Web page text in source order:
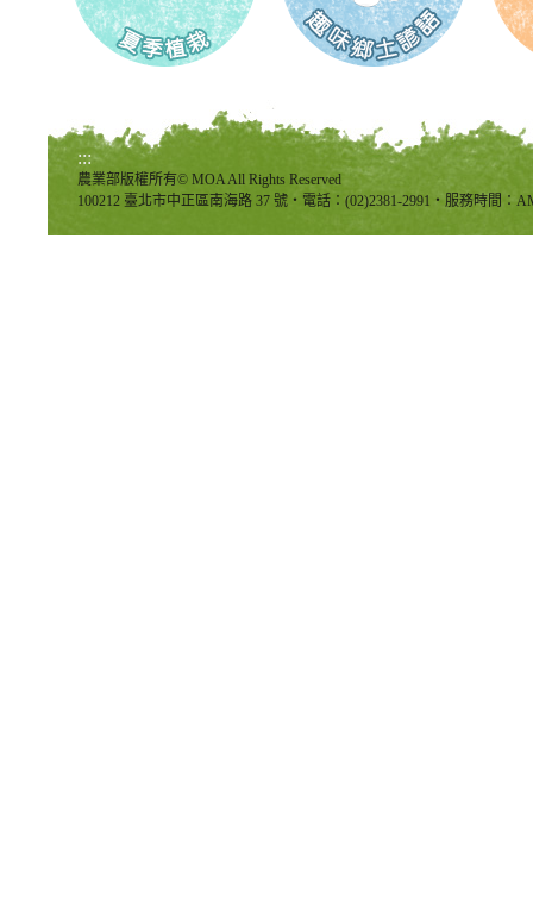
:::
農業部版權所有© MOA All Rights Reserved
100212 臺北市中正區南海路 37 號‧電話：(02)2381-2991‧服務時間：